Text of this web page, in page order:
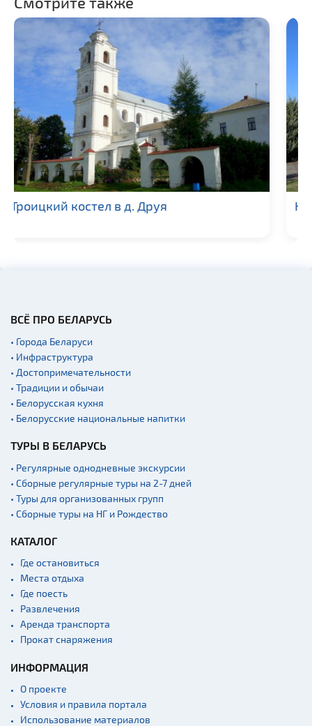
Костел Святого Зигмунда в г.
ВСЁ ПРО БЕЛАРУСЬ
• Города Беларуси
• Инфраструктура
• Достопримечательности
• Традиции и обычаи
• Белорусская кухня
• Белорусские национальные напитки
ТУРЫ В БЕЛАРУСЬ
• Регулярные однодневные экскурсии
• Сборные регулярные туры на 2-7 дней
• Туры для организованных групп
• Сборные туры на НГ и Рождество
КАТАЛОГ
Где остановиться
Места отдыха
Где поесть
Развлечения
Аренда транспорта
Прокат снаряжения
ИНФОРМАЦИЯ
О проекте
Условия и правила портала
Использование материалов